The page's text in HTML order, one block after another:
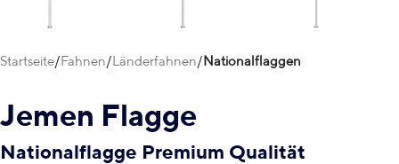
Startseite Fahnen Länderfahnen Nationalflaggen
Jemen Flagge
Nationalflagge Premium Qualität